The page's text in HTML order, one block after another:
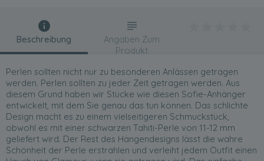
Beschreibung
Perlen sollten nicht nur zu besonderen Anlässen getragen
werden. Perlen sollten zu jeder Zeit getragen werden. Aus
diesem Grund haben wir Stücke wie diesen Sofie-Anhänger
entwickelt, mit dem Sie genau das tun können. Das schlichte
Design macht es zu einem vielseitigeren Schmuckstück,
obwohl es mit einer schwarzen Tahiti-Perle von 11-12 mm
geliefert wird. Der Rest des Hängendesigns lässt die wahre
Schönheit der Perle erstrahlen und verleiht jedem Outfit einen
Angaben Zum
Produkt